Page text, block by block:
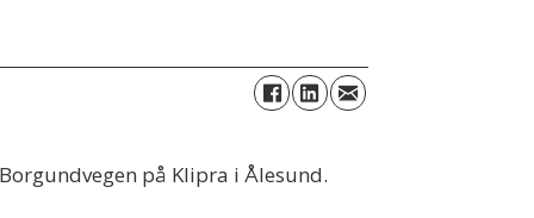
på Klipra i Ålesund.